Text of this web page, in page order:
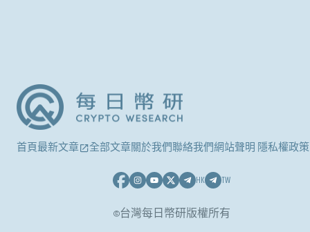
首頁最新文章 全部文章關於我們聯絡我們網站聲明 隱私權政策
HK TW
©台灣每日幣研版權所有